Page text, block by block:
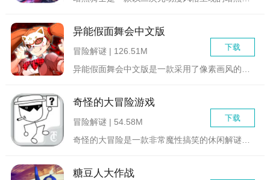
异能假面舞会中文版
下载
冒险解谜 | 126.51M
奇怪的大冒险游戏
下载
冒险解谜 | 54.58M
糖豆人大作战